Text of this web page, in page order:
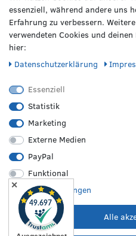
49076 Osnabrück
Telefon: 0541 / 800 085 06
WhatsApp: 0541 / 800 085 06
Fax: 0541 / 40 99 084
REIFEN &
Sommerreifen
Winterreifen
Allwetterreifen
Originale Räder
Bestpreisgarantie
Leistungen vor Ort
Versand
essenziell, während andere uns
Erfahrung zu verbessern.
verwendeten Cookies und
hier:
Daten­schutz­erklärung
Essenziell
Statistik
Marketing
Externe Medien
PayPal
Funktional
Weitere Einstellungen
Alle
✕